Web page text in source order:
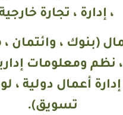
، إدارة ، تجارة
(بنوك ، وائتمان ،
نظم ومعلومات
إدارة أعمال دولية ،
تسويق).